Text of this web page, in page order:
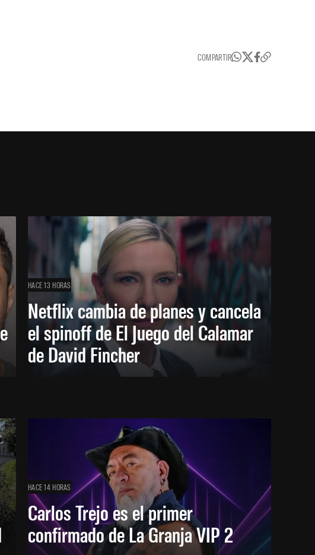
COMPARTIR
HACE 13 HORAS
Netflix cambia de planes y cancela
el spinoff de El Juego del Calamar
de David Fincher
HACE 14 HORAS
Carlos Trejo es el primer
confirmado de La Granja VIP 2